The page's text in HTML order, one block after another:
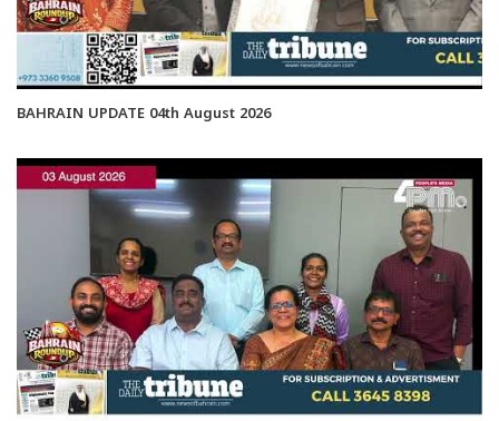
BAHRAIN UPDATE 04th August 2026